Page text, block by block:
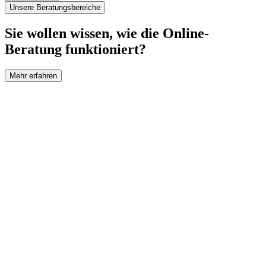
Unsere Beratungsbereiche
Sie wollen wissen, wie die Online-
Beratung funktioniert?
Mehr erfahren